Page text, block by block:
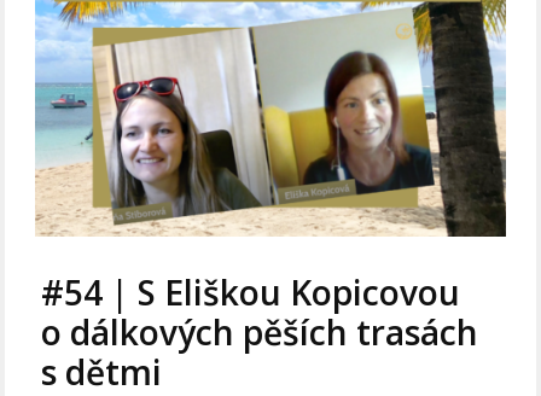
#54 | S Eliškou Kopicovou
o dálkových pěších trasách
s dětmi